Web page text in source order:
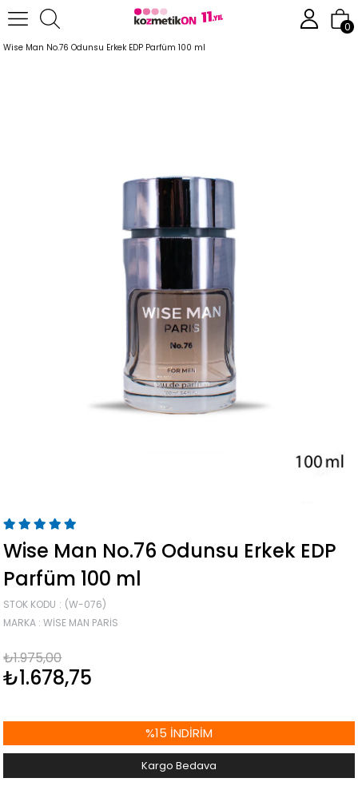
0
Anasayfa Kadın Parfümleri
Wise Man No.76 Odunsu Erkek EDP Parfüm 100 ml
Wise Man No.76 Odunsu Erkek EDP
Parfüm 100 ml
STOK KODU
(W-076)
MARKA : WISE MAN PARIS
₺1.975,00
₺1.678,75
%15 İNDIRIM
Kargo Bedava